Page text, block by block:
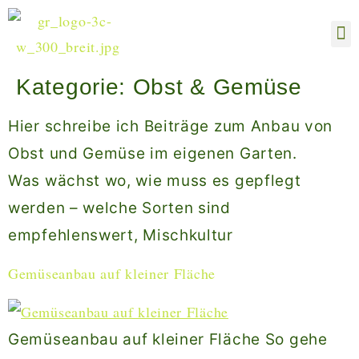
Kategorie: Obst & Gemüse
Hier schreibe ich Beiträge zum Anbau von
Obst und Gemüse im eigenen Garten.
Was wächst wo, wie muss es gepflegt
werden – welche Sorten sind
empfehlenswert, Mischkultur
Gemüseanbau auf kleiner Fläche
Gemüseanbau auf kleiner Fläche So gehe